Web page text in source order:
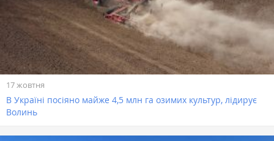
17 жовтня
В Україні посіяно майже 4,5 млн га озимих культур, лідирує
Волинь